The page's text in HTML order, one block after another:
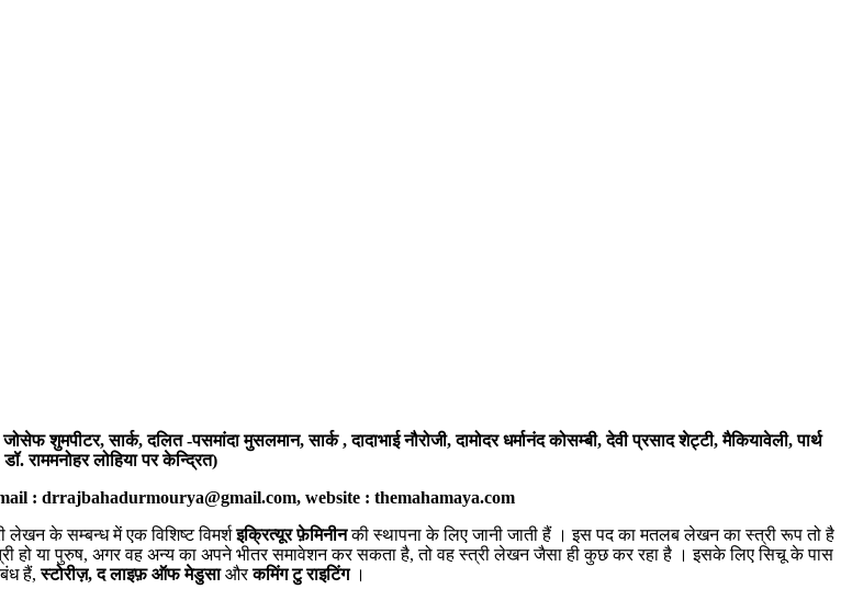
शुमपीटर, सार्क, दलित -पसमांदा मुसलमान, सार्क , दादाभाई नौरोजी, दामोदर धर्मानंद कोसम्बी, देवी प्रसाद शेट्टी, मैकियावेली, पार्थ
राममनोहर लोहिया पर केन्द्रित)
email : drrajbahadurmourya@gmail.com, website : themahamaya.com
लेखन के सम्बन्ध में एक विशिष्ट विमर्शइक्रित्यूर फ़ेमिनीनकी स्थापना के लिए जानी जाती हैं । इस पद का मतलब लेखन का स्त्री रूप तो है
हो या पुरुष, अगर वह अन्य का अपने भीतर समावेशन कर सकता है, तो वह स्त्री लेखन जैसा ही कुछ कर रहा है । इसके लिए सिचू के पास
हैं,स्टोरीज़, द लाइफ़ ऑफ मेडुसाऔरकमिंग टु राइटिंग ।